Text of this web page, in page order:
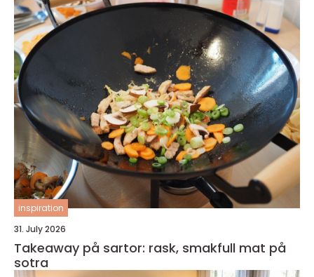
inspiration
31. July 2026
Takeaway på sartor: rask, smakfull mat på
sotra